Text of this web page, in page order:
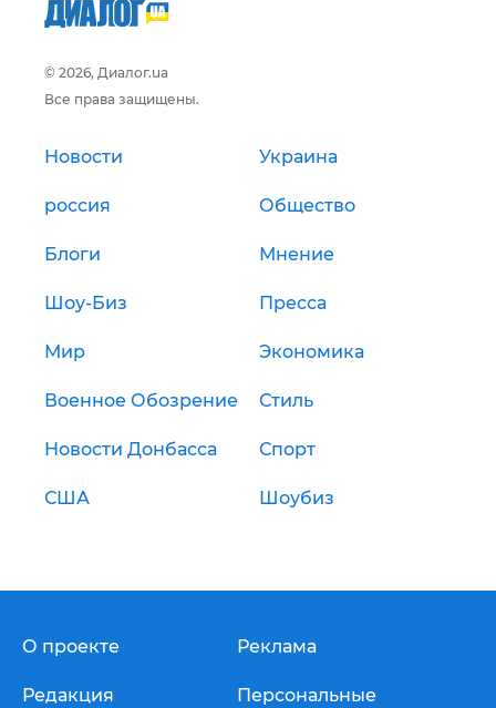
© 2026, Диалог.ua
Все права защищены.
Новости Украина
россия Общество
Блоги Мнение
Шоу-Биз Пресса
Мир Экономика
Военное Обозрение Стиль
Новости Донбасса Спорт
США Шоубиз
О проекте
Редакция
Реклама
Персональные